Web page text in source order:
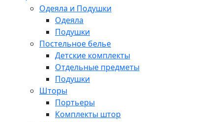
Одеяла и Подушки
Одеяла
Подушки
Постельное белье
Детские комплекты
Отдельные предметы
Подушки
Шторы
Портьеры
Комплекты штор